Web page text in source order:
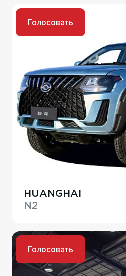
Голосовать
HUANGHAI
N2
Голосовать